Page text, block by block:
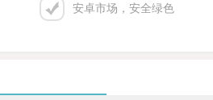
安卓市场，安全绿色